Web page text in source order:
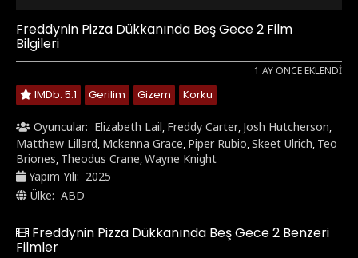
Freddynin Pizza Dükkanında Beş Gece 2 Film
Bilgileri
1 AY ÖNCE EKLENDI
IMDb: 5.1 Gerilim Gizem Korku
Oyuncular: Elizabeth Lail, Freddy Carter, Josh Hutcherson,
Matthew Lillard, Mckenna Grace, Piper Rubio,Skeet Ulrich, Teo
Briones, Theodus Crane,Wayne Knight
Yapım Yılı: 2025
Ülke: ABD
Freddynin Pizza Dükkanında Beş Gece 2 Benzeri
Filmler